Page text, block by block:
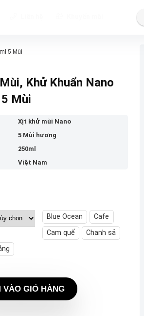
5 Mùi
Khử Khuẩn Nano
Mùi
Xịt khử mùi Nano
5 Mùi hương
250ml
Việt Nam
Blue Ocean
Cafe
Cam quế
Chanh sả
VÀO GIỎ HÀNG